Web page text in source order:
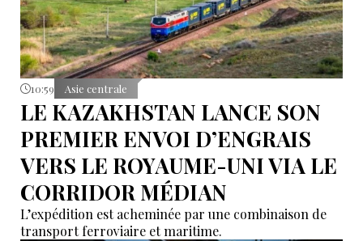
10:59 Asie centrale
LE KAZAKHSTAN LANCE SON
PREMIER ENVOI D’ENGRAIS
VERS LE ROYAUME-UNI VIA LE
CORRIDOR MÉDIAN
L’expédition est acheminée par une combinaison de
transport ferroviaire et maritime.